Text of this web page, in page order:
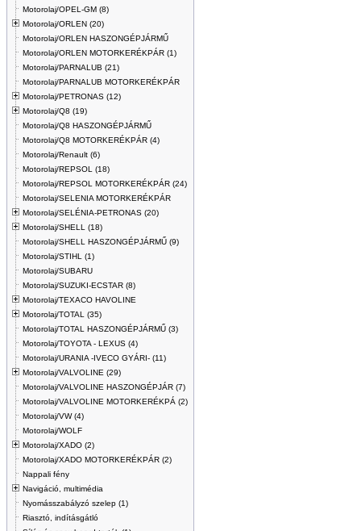
Motorolaj/OPEL-GM (8)
Motorolaj/ORLEN (20)
Motorolaj/ORLEN HASZONGÉPJÁRMŰ
Motorolaj/ORLEN MOTORKERÉKPÁR (1)
Motorolaj/PARNALUB (21)
Motorolaj/PARNALUB MOTORKERÉKPÁR
Motorolaj/PETRONAS (12)
Motorolaj/Q8 (19)
Motorolaj/Q8 HASZONGÉPJÁRMŰ
Motorolaj/Q8 MOTORKERÉKPÁR (4)
Motorolaj/Renault (6)
Motorolaj/REPSOL (18)
Motorolaj/REPSOL MOTORKERÉKPÁR (24)
Motorolaj/SELENIA MOTORKERÉKPÁR
Motorolaj/SELÉNIA-PETRONAS (20)
Motorolaj/SHELL (18)
Motorolaj/SHELL HASZONGÉPJÁRMŰ (9)
Motorolaj/STIHL (1)
Motorolaj/SUBARU
Motorolaj/SUZUKI-ECSTAR (8)
Motorolaj/TEXACO HAVOLINE
Motorolaj/TOTAL (35)
Motorolaj/TOTAL HASZONGÉPJÁRMŰ (3)
Motorolaj/TOYOTA - LEXUS (4)
Motorolaj/URANIA -IVECO GYÁRI- (11)
Motorolaj/VALVOLINE (29)
Motorolaj/VALVOLINE HASZONGÉPJÁR (7)
Motorolaj/VALVOLINE MOTORKERÉKPÁ (2)
Motorolaj/VW (4)
Motorolaj/WOLF
Motorolaj/XADO (2)
Motorolaj/XADO MOTORKERÉKPÁR (2)
Nappali fény
Navigáció, multimédia
Nyomásszabályzó szelep (1)
Riasztó, indításgátló